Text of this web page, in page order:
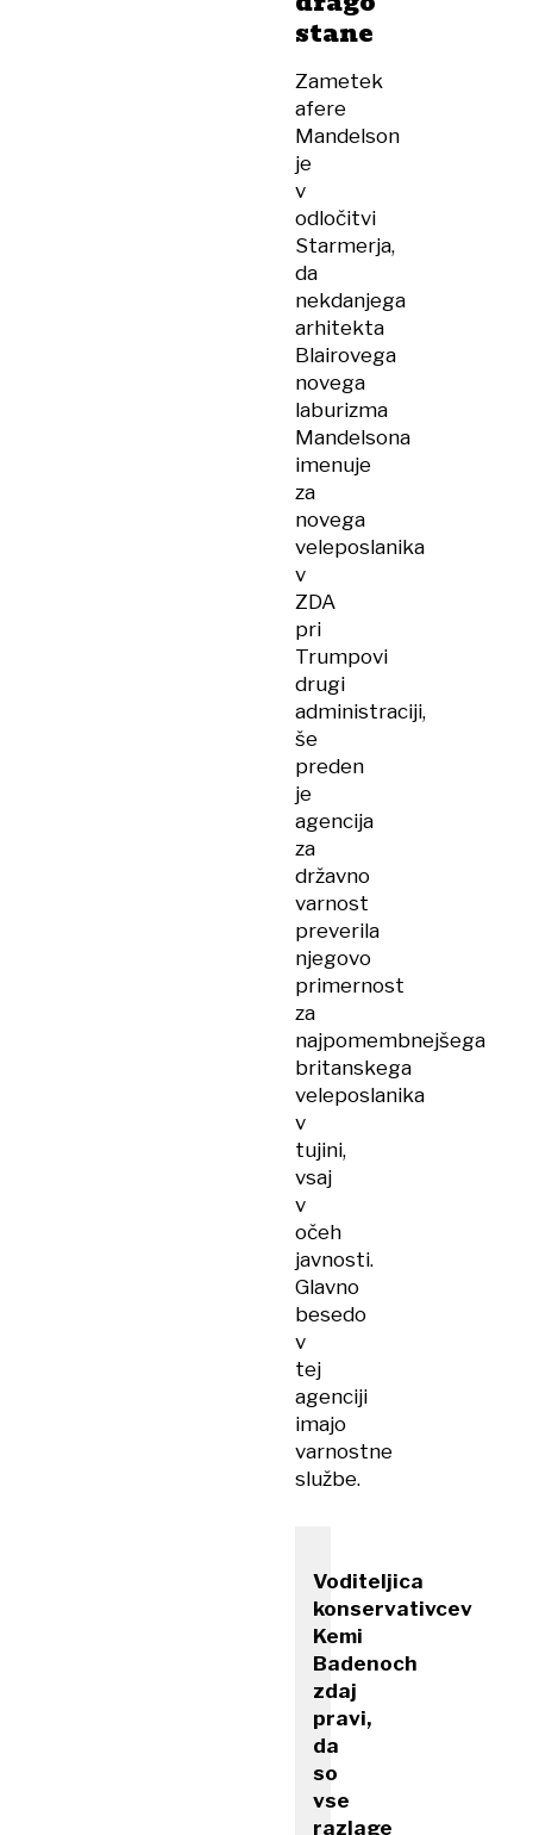
stane
Zametek
afere
Mandelson
je
v
odločitvi
Starmerja,
da
nekdanjega
arhitekta
Blairovega
novega
laburizma
Mandelsona
imenuje
za
novega
veleposlanika
v
ZDA
pri
Trumpovi
drugi
administraciji,
še
preden
je
agencija
za
državno
varnost
preverila
njegovo
primernost
za
najpomembnejšega
britanskega
veleposlanika
v
tujini,
vsaj
v
očeh
javnosti.
Glavno
besedo
v
tej
agenciji
imajo
varnostne
službe.
Voditeljica
konservativcev
Kemi
Badenoch
zdaj
pravi,
da
so
vse
razlage